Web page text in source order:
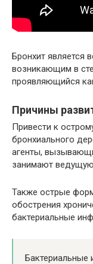
Бронхит является
возникающим в
проявляющийся
Причины
Привести к
бронхиального
агенты,
занимают ведущую
Также острые
обострения
бактериальные
Бактериальные